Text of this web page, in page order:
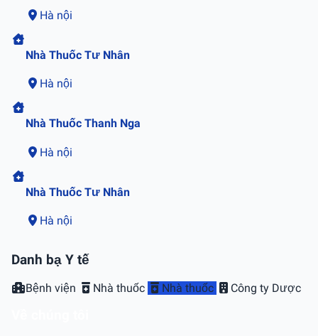
Hà nội
Nhà Thuốc Tư Nhân
Hà nội
Nhà Thuốc Thanh Nga
Hà nội
Nhà Thuốc Tư Nhân
Hà nội
Danh bạ Y tế
Bệnh viện Nhà thuốc Nhà thuốc Công ty Dược